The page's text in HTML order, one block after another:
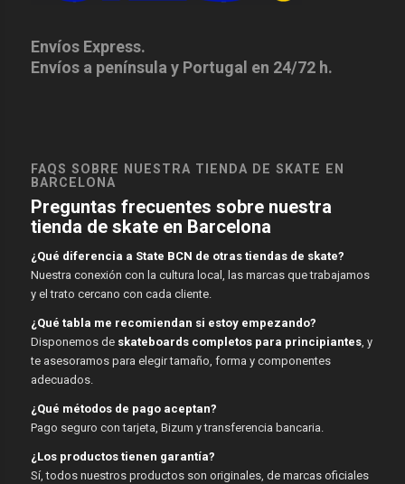
Envíos Express.
Envíos a península y Portugal en 24/72 h.
FAQS SOBRE NUESTRA TIENDA DE SKATE EN
BARCELONA
Preguntas frecuentes sobre nuestra
tienda de skate en Barcelona
¿Qué diferencia a State BCN de otras tiendas de skate?
Nuestra conexión con la cultura local, las marcas que trabajamos
y el trato cercano con cada cliente.
¿Qué tabla me recomiendan si estoy empezando?
Disponemos de skateboards completos para principiantes, y
te asesoramos para elegir tamaño, forma y componentes
adecuados.
¿Qué métodos de pago aceptan?
Pago seguro con tarjeta, Bizum y transferencia bancaria.
¿Los productos tienen garantía?
Sí, todos nuestros productos son originales, de marcas oficiales